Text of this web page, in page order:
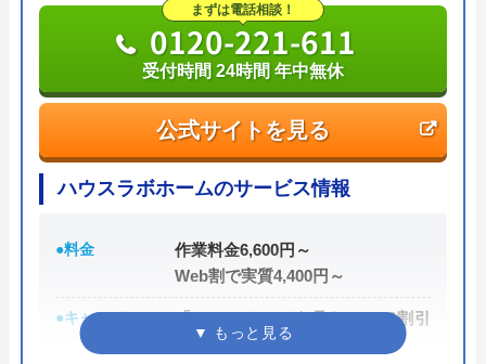
公式サイトを見る
まずは電話相談！
0120-221-611
受付時間 24時間 年中無休
ハウスラボホームのサービス情報
●料金
作業料金6,600円～
Web割で実質4,400円～
●キャンペーン
「ホームページを見た！」で割引
2,000円